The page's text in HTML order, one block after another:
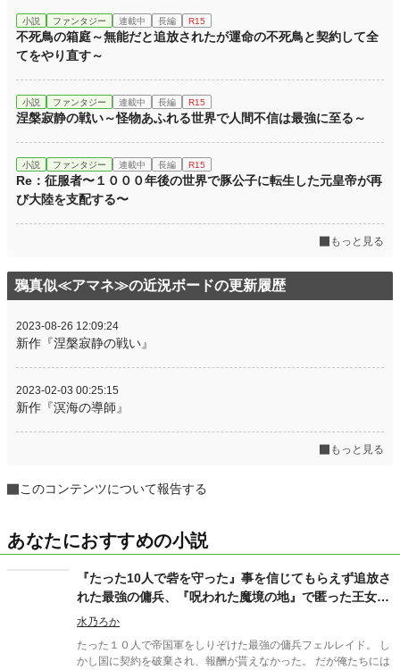
小説 ファンタジー 連載中 長編 R15
不死鳥の箱庭～無能だと追放されたが運命の不死鳥と契約して全
てをやり直す～
小説 ファンタジー 連載中 長編 R15
涅槃寂静の戦い～怪物あふれる世界で人間不信は最強に至る～
小説 ファンタジー 連載中 長編 R15
Re：征服者〜１０００年後の世界で豚公子に転生した元皇帝が再
び大陸を支配する〜
もっと見る
鴉真似≪アマネ≫の近況ボードの更新履歴
2023-08-26 12:09:24
新作『涅槃寂静の戦い』
2023-02-03 00:25:15
新作『溟海の導師』
もっと見る
このコンテンツについて報告する
あなたにおすすめの小説
『たった10人で砦を守った』事を信じてもらえず追放さ
れた最強の傭兵、『呪われた魔境の地』で匿った王女と
理想の拠点に作り上げます
水乃ろか
たった１０人で帝国軍をしりぞけた最強の傭兵フェルレイド。 し
かし国に契約を破棄され、報酬が貰えなかった。 だが俺たちには